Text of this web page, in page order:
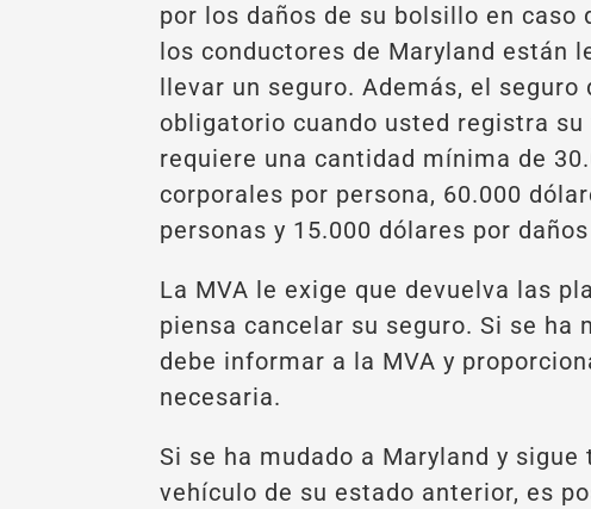
por los daños de su bolsillo en caso
los conductores de Maryland están
llevar un seguro. Además, el
obligatorio cuando usted registra su
requiere una cantidad mínima de
corporales por persona, 60.000
personas y 15.000 dólares por
La MVA le exige que devuelva las
piensa cancelar su seguro. Si se ha
debe informar a la MVA y
necesaria.
Si se ha mudado a Maryland y sigue
vehículo de su estado anterior, es